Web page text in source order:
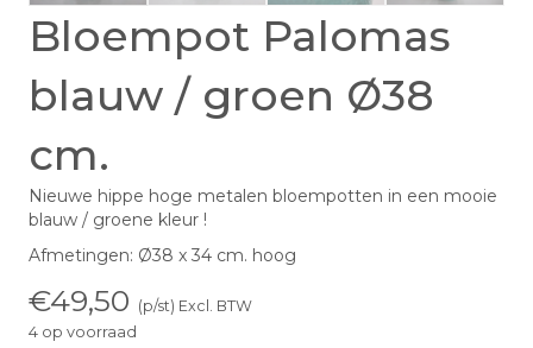
Bloempot Palomas
blauw / groen Ø38
cm.
Nieuwe hippe hoge metalen bloempotten in een mooie
blauw / groene kleur !
Afmetingen: Ø38 x 34 cm. hoog
€49,50 (p/st) Excl. BTW
4 op voorraad